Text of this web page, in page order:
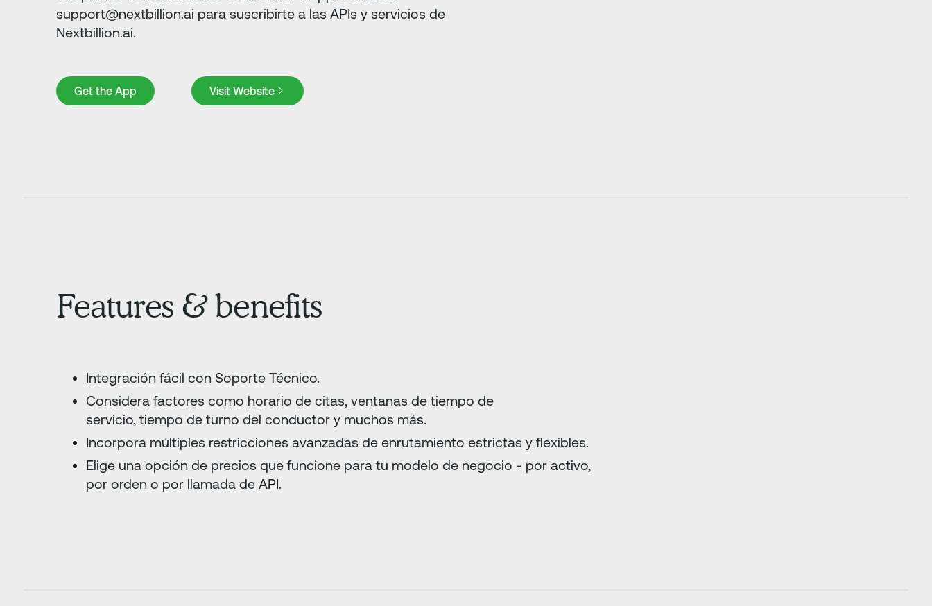
support@nextbillion.ai para suscribirte a las APIs y servicios de
Nextbillion.ai.
Get the App
Get the App
Visit Website
Visit Website
Features & benefits
Integración fácil con Soporte Técnico.
Considera factores como horario de citas, ventanas de tiempo de
servicio, tiempo de turno del conductor y muchos más.
Incorpora múltiples restricciones avanzadas de enrutamiento estrictas y flexibles.
Elige una opción de precios que funcione para tu modelo de negocio - por activo,
por orden o por llamada de API.